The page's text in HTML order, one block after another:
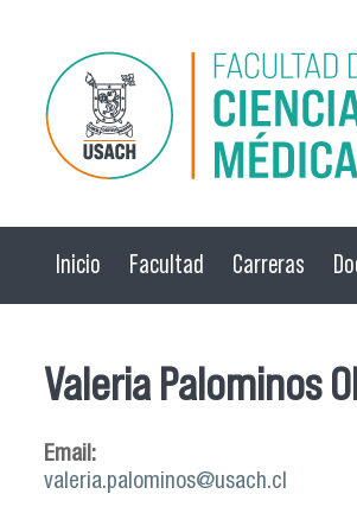
Pasar al contenido principal
Inicio Facultad Carreras
Valeria Palominos
Email:
valeria.palominos@usach.cl